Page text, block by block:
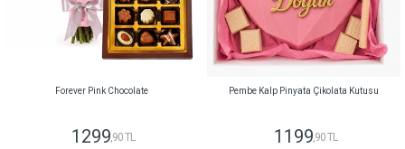
Forever Pink Chocolate
1299,90 TL
Pembe Kalp Pinyata Çikolata Kutusu
1199,90 TL